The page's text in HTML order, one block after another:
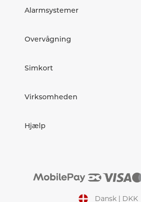
Alarmsystemer
Overvågning
Simkort
Virksomheden
Hjælp
Dansk | DKK